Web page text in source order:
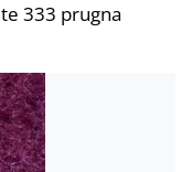
333 prugna